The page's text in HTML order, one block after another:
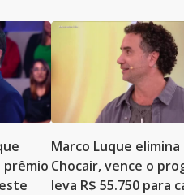
prêmio
Marco Luque
Chocair, vence o
leva R$ 55.750 para